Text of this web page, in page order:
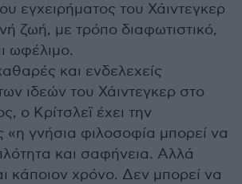
εγχειρήματος του Χάιντεγκερ
ζωή, με τρόπο διαφωτιστικό,
ωφέλιμο.
και ενδελεχείς
ιδεών του Χάιντεγκερ στο
ο Κρίτσλεϊ έχει την
γνήσια φιλοσοφία μπορεί να
και σαφήνεια. Αλλά
κάποιον χρόνο. Δεν μπορεί να